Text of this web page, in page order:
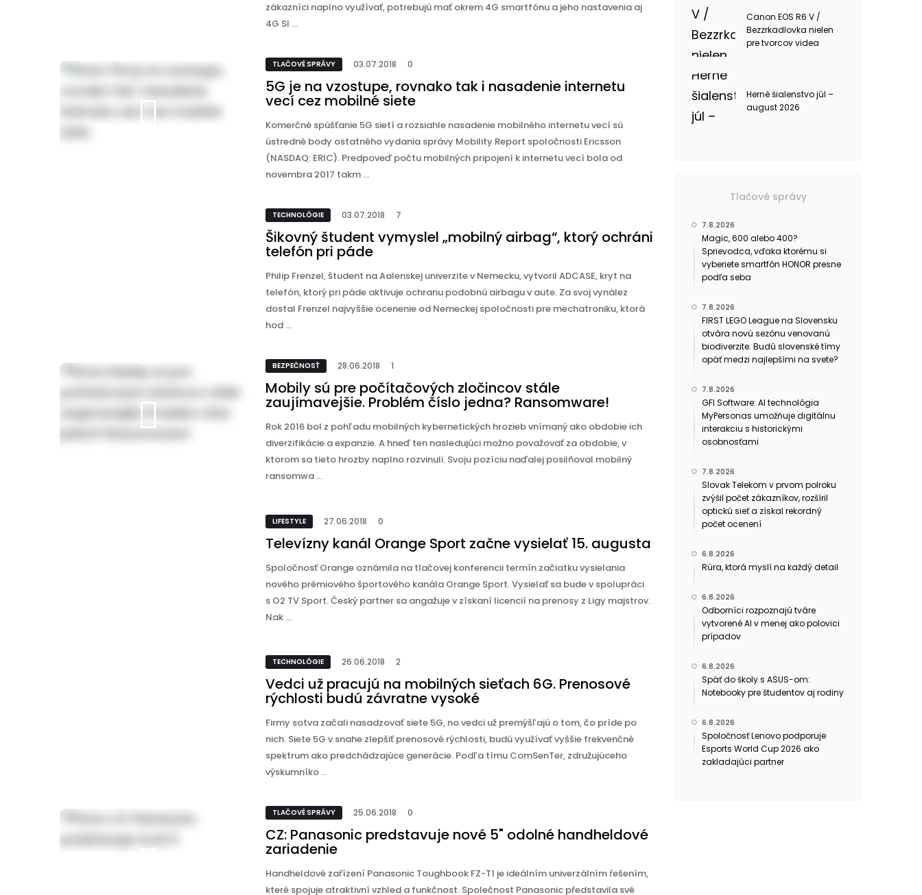
zákazníci naplno využívať, potrebujú mať okrem 4G smartfónu a jeho nastavenia aj
4G SI ...
TLAČOVÉ SPRÁVY 03.07.2018 0
5G je na vzostupe, rovnako tak i nasadenie internetu
vecí cez mobilné siete
Komerčné spúšťanie 5G sietí a rozsiahle nasadenie mobilného internetu vecí sú
ústredné body ostatného vydania správy Mobility Report spoločnosti Ericsson
(NASDAQ: ERIC). Predpoveď počtu mobilných pripojení k internetu vecí bola od
novembra 2017 takm ...
TECHNOLÓGIE 03.07.2018 7
Šikovný študent vymyslel „mobilný airbag“, ktorý ochráni
telefón pri páde
Philip Frenzel, študent na Aalenskej univerzite v Nemecku, vytvoril ADCASE, kryt na
telefón, ktorý pri páde aktivuje ochranu podobnú airbagu v aute. Za svoj vynález
dostal Frenzel najvyššie ocenenie od Nemeckej spoločnosti pre mechatroniku, ktorá
hod ...
BEZPEČNOSŤ 28.06.2018 1
Mobily sú pre počítačových zločincov stále
zaujímavejšie. Problém číslo jedna? Ransomware!
Rok 2016 bol z pohľadu mobilných kybernetických hrozieb vnímaný ako obdobie ich
diverzifikácie a expanzie. A hneď ten nasledujúci možno považovať za obdobie, v
ktorom sa tieto hrozby naplno rozvinuli. Svoju pozíciu naďalej posilňoval mobilný
ransomwa ...
LIFESTYLE 27.06.2018 0
Televízny kanál Orange Sport začne vysielať 15. augusta
Spoločnosť Orange oznámila na tlačovej konferencii termín začiatku vysielania
nového prémiového športového kanála Orange Sport. Vysielať sa bude v spolupráci
s O2 TV Sport. Český partner sa angažuje v získaní licencií na prenosy z Ligy majstrov.
Nak ...
TECHNOLÓGIE 26.06.2018 2
Vedci už pracujú na mobilných sieťach 6G. Prenosové
rýchlosti budú závratne vysoké
Firmy sotva začali nasadzovať siete 5G, no vedci už premýšľajú o tom, čo príde po
nich. Siete 5G v snahe zlepšiť prenosové rýchlosti, budú využívať vyššie frekvenčné
spektrum ako predchádzajúce generácie. Podľa tímu ComSenTer, združujúceho
výskumníko ...
TLAČOVÉ SPRÁVY 25.06.2018 0
CZ: Panasonic predstavuje nové 5" odolné handheldové
zariadenie
Handheldové zařízení Panasonic Toughbook FZ-T1 je ideálním univerzálním řešením,
které spojuje atraktivní vzhled a funkčnost. Společnost Panasonic představila své
Canon EOS R6 V /
Bezzrkadlovka nielen
pre tvorcov videa
Herné šialenstvo júl –
august 2026
Tlačové správy
7.8.2026
Magic, 600 alebo 400?
Sprievodca, vďaka ktorému si
vyberiete smartfón HONOR presne
podľa seba
7.8.2026
FIRST LEGO League na Slovensku
otvára novú sezónu venovanú
biodiverzite. Budú slovenské tímy
opäť medzi najlepšími na svete?
7.8.2026
GFI Software: AI technológia
MyPersonas umožňuje digitálnu
interakciu s historickými
osobnosťami
7.8.2026
Slovak Telekom v prvom polroku
zvýšil počet zákazníkov, rozšíril
optickú sieť a získal rekordný
počet ocenení
6.8.2026
Rúra, ktorá myslí na každý detail
6.8.2026
Odborníci rozpoznajú tváre
vytvorené AI v menej ako polovici
prípadov
6.8.2026
Späť do školy s ASUS-om:
Notebooky pre študentov aj rodiny
6.8.2026
Spoločnosť Lenovo podporuje
Esports World Cup 2026 ako
zakladajúci partner